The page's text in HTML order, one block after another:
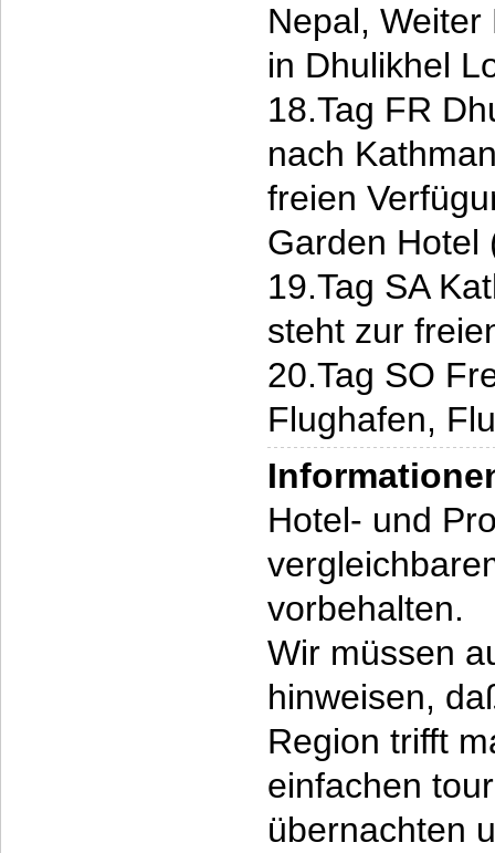
Nepal,
in Dhulikhel
18.Tag FR
nach
freien
Garden Hotel
19.Tag SA
steht zur
20.Tag SO
Flughafen,
Hotel- und
vorbehalten.
Wir müssen
hinweisen,
Region trifft
einfachen
übernachten